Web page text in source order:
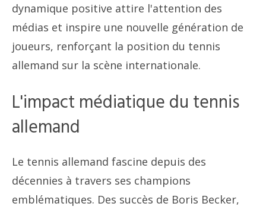
dynamique positive attire l'attention des
médias et inspire une nouvelle génération de
joueurs, renforçant la position du tennis
allemand sur la scène internationale.
L'impact médiatique du tennis
allemand
Le tennis allemand fascine depuis des
décennies à travers ses champions
emblématiques. Des succès de Boris Becker,